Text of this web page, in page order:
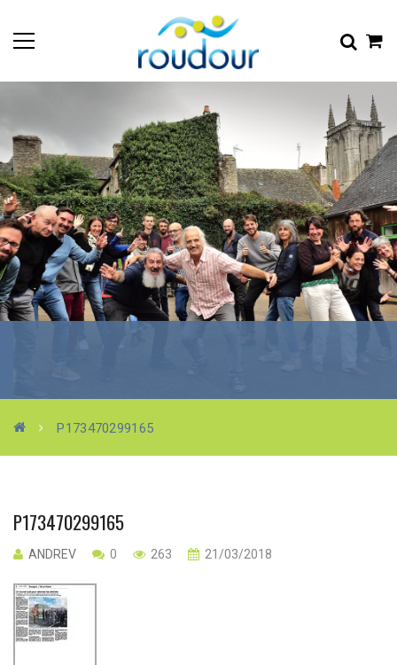
P173470299165
P173470299165
ANDREV 0 263 21/03/2018